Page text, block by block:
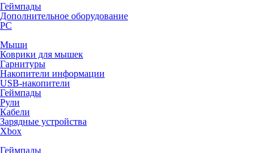
Геймпады
Дополнительное оборудование
PC
Мыши
Коврики для мышек
Гарнитуры
Накопители информации
USB-накопители
Геймпады
Рули
Кабели
Зарядные устройства
Xbox
Геймпады